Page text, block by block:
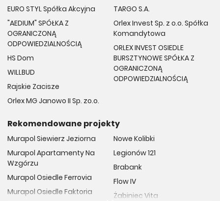
EURO STYL Spółka Akcyjna
"AEDIUM" SPÓŁKA Z
OGRANICZONĄ
ODPOWIEDZIALNOŚCIĄ
HS Dom
WILLBUD
Rajskie Zacisze
Orlex MG Janowo II Sp. zo.o.
TARGO S.A.
Orlex Invest Sp. z o.o. Spółka
Komandytowa
ORLEX INVEST OSIEDLE
BURSZTYNOWE SPÓŁKA Z
OGRANICZONĄ
ODPOWIEDZIALNOŚCIĄ
Rekomendowane projekty
Murapol Siewierz Jeziorna
Murapol Apartamenty Na
Wzgórzu
Murapol Osiedle Ferrovia
Murapol Osiedle Faktoria
Nowe Kolibki
Legionów 121
Brabank
Flow IV
Żabiniec Vita